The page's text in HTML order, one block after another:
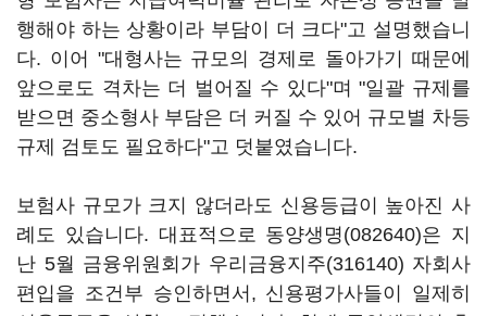
행해야 하는 상황이라 부담이 더 크다"고 설명했습니
다. 이어 "대형사는 규모의 경제로 돌아가기 때문에
앞으로도 격차는 더 벌어질 수 있다"며 "일괄 규제를
받으면 중소형사 부담은 더 커질 수 있어 규모별 차등
규제 검토도 필요하다"고 덧붙였습니다.
보험사 규모가 크지 않더라도 신용등급이 높아진 사
례도 있습니다. 대표적으로 동양생명(082640)은 지
난 5월 금융위원회가 우리금융지주(316140) 자회사
편입을 조건부 승인하면서, 신용평가사들이 일제히